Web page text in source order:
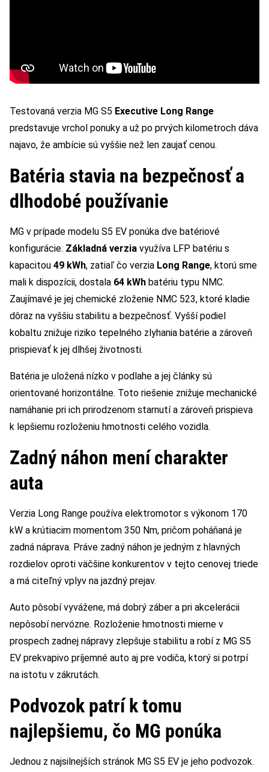
Testovaná verzia MG S5 Executive Long Range
predstavuje vrchol ponuky a už po prvých kilometroch dáva
najavo, že ambície sú vyššie než len zaujať cenou.
Batéria stavia na bezpečnosť a
dlhodobé používanie
MG v prípade modelu S5 EV ponúka dve batériové
konfigurácie. Základná verzia využíva LFP batériu s
kapacitou 49 kWh, zatiaľ čo verzia Long Range, ktorú sme
mali k dispozícii, dostala 64 kWh batériu typu NMC.
Zaujímavé je jej chemické zloženie NMC 523, ktoré kladie
dôraz na vyššiu stabilitu a bezpečnosť. Vyšší podiel
kobaltu znižuje riziko tepelného zlyhania batérie a zároveň
prispievať k jej dlhšej životnosti.
Batéria je uložená nízko v podlahe a jej články sú
orientované horizontálne. Toto riešenie znižuje mechanické
namáhanie pri ich prirodzenom starnutí a zároveň prispieva
k lepšiemu rozloženiu hmotnosti celého vozidla.
Zadný náhon mení charakter
auta
Verzia Long Range používa elektromotor s výkonom 170
kW a krútiacim momentom 350 Nm, pričom poháňaná je
zadná náprava. Práve zadný náhon je jedným z hlavných
rozdielov oproti väčšine konkurentov v tejto cenovej triede
a má citeľný vplyv na jazdný prejav.
Auto pôsobí vyvážene, má dobrý záber a pri akcelerácii
nepôsobí nervózne. Rozloženie hmotnosti mierne v
prospech zadnej nápravy zlepšuje stabilitu a robí z MG S5
EV prekvapivo príjemné auto aj pre vodiča, ktorý si potrpí
na istotu v zákrutách.
Podvozok patrí k tomu
najlepšiemu, čo MG ponúka
Jednou z najsilnejších stránok MG S5 EV je jeho podvozok.